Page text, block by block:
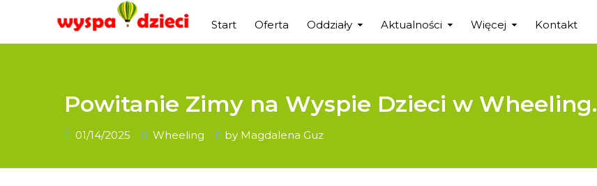
Start Oferta Oddziały Aktualności Więcej Kontakt
Powitanie Zimy na Wyspie Dzieci w Wheeling.
01/14/2025 Wheeling by Magdalena Guz